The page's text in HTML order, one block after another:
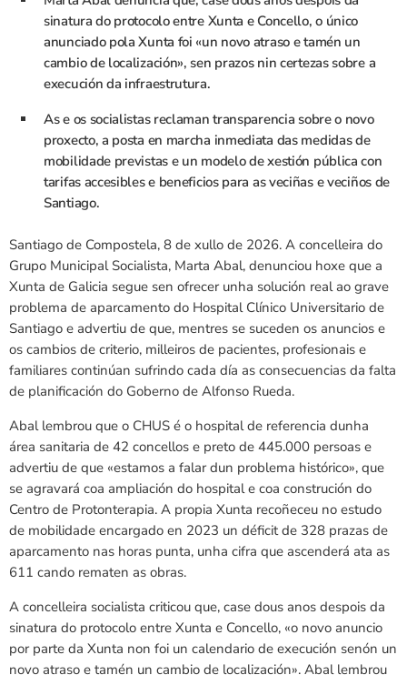
sinatura do protocolo entre Xunta e Concello, o único
anunciado pola Xunta foi «un novo atraso e tamén un
cambio de localización», sen prazos nin certezas sobre a
execución da infraestrutura.
As e os socialistas reclaman transparencia sobre o novo
proxecto, a posta en marcha inmediata das medidas de
mobilidade previstas e un modelo de xestión pública con
tarifas accesibles e beneficios para as veciñas e veciños de
Santiago.
Santiago de Compostela, 8 de xullo de 2026. A concelleira do
Grupo Municipal Socialista, Marta Abal, denunciou hoxe que a
Xunta de Galicia segue sen ofrecer unha solución real ao grave
problema de aparcamento do Hospital Clínico Universitario de
Santiago e advertiu de que, mentres se suceden os anuncios e
os cambios de criterio, milleiros de pacientes, profesionais e
familiares continúan sufrindo cada día as consecuencias da falta
de planificación do Goberno de Alfonso Rueda.
Abal lembrou que o CHUS é o hospital de referencia dunha
área sanitaria de 42 concellos e preto de 445.000 persoas e
advertiu de que «estamos a falar dun problema histórico», que
se agravará coa ampliación do hospital e coa construción do
Centro de Protonterapia. A propia Xunta recoñeceu no estudo
de mobilidade encargado en 2023 un déficit de 328 prazas de
aparcamento nas horas punta, unha cifra que ascenderá ata as
611 cando rematen as obras.
A concelleira socialista criticou que, case dous anos despois da
sinatura do protocolo entre Xunta e Concello, «o novo anuncio
por parte da Xunta non foi un calendario de execución senón un
novo atraso e tamén un cambio de localización». Abal lembrou